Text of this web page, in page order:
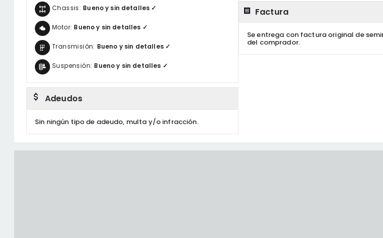
Chassis: Bueno y sin detalles ✓
Motor: Bueno y sin detalles ✓
Transmisión: Bueno y sin detalles ✓
Suspensión: Bueno y sin detalles ✓
Adeudos
Sin ningún tipo de adeudo, multa y/o infracción.
Factura
Se entrega con factura original de
del comprador.